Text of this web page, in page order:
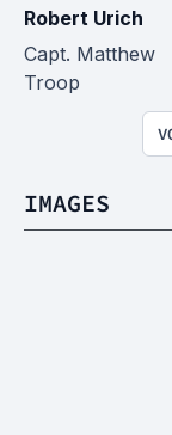
Robert Urich
Capt. Matthew
Troop
IMAGES